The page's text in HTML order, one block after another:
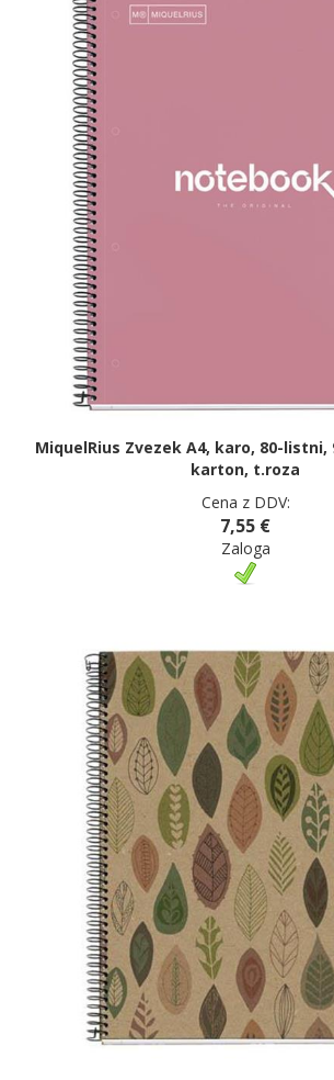
MiquelRius Zvezek A4, karo, 80-listni,
karton, t.roza
Cena z DDV:
7,55 €
Zaloga